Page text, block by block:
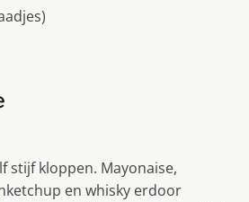
stijf kloppen. Mayonaise,
en whisky erdoor